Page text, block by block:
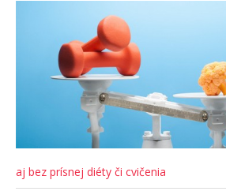
aj bez prísnej diéty či cvičenia